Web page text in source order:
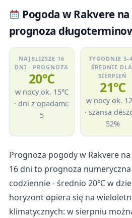
Pogoda w Rakvere na
prognoza
NAJBLIŻSZE 16
DNI · PROGNOZA
20℃
w nocy ok. 15℃
· dni z opadami:
5
TYGODNIE 3-
ŚREDNIE
SIERPIEŃ
21℃
w nocy ok.
· szansa
52%
Prognoza pogody w Rakvere
16 dni to prognoza
codziennie - średnio 20℃ w
horyzont opiera się na
klimatycznych: w sierpniu